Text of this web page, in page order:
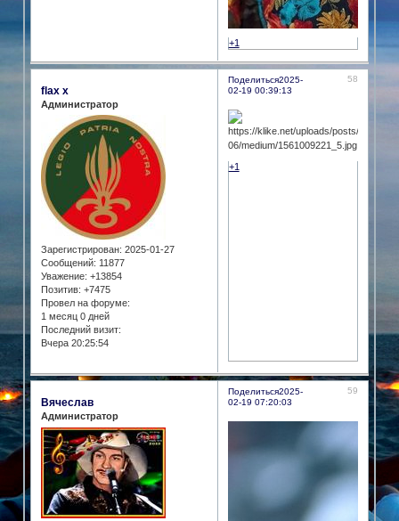
+1
Поделиться 58
2025-
02-19 00:39:13
flax x
Администратор
Зарегистрирован: 2025-01-27
Сообщений: 11877
Уважение: +13854
Позитив: +7475
Провел на форуме:
1 месяц 0 дней
Последний визит:
Вчера 20:25:54
+1
Поделиться 59
2025-
02-19 07:20:03
Вячеслав
Администратор